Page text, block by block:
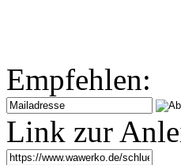
Empfehlen:
Link zur